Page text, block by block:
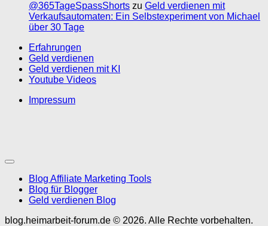
@365TageSpassShorts zu Geld verdienen mit
Verkaufsautomaten: Ein Selbstexperiment von Michael
über 30 Tage
Erfahrungen
Geld verdienen
Geld verdienen mit KI
Youtube Videos
Impressum
Blog Affiliate Marketing Tools
Blog für Blogger
Geld verdienen Blog
blog.heimarbeit-forum.de © 2026. Alle Rechte vorbehalten.